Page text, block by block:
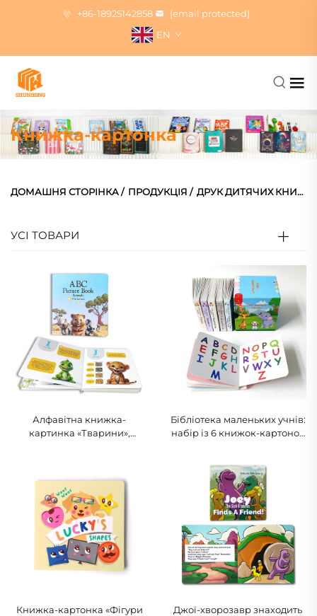
+86-18925142858
[email protected]
EN
Книжка-картонка
ДОМАШНЯ СТОРІНКА/ ПРОДУКЦІЯ / ДРУК ДИТЯЧИХ КНИЖОК
УСІ ТОВАРИ
Алфавітна книжка-
картинка «Тварини»,
Бібліотека маленьких учнів:
набір із 6 книжок-картонок
Книжка-картонка «Фігури
Джої-хворозавр знаходить